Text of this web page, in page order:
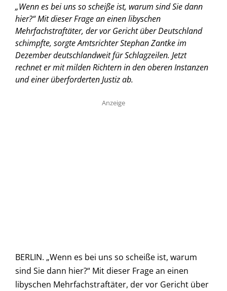
„Wenn es bei uns so scheiße ist, warum sind Sie dann
hier?“ Mit dieser Frage an einen libyschen
Mehrfachstraftäter, der vor Gericht über Deutschland
schimpfte, sorgte Amtsrichter Stephan Zantke im
Dezember deutschlandweit für Schlagzeilen. Jetzt
rechnet er mit milden Richtern in den oberen Instanzen
und einer überforderten Justiz ab.
Anzeige
BERLIN. „Wenn es bei uns so scheiße ist, warum
sind Sie dann hier?“ Mit dieser Frage an einen
libyschen Mehrfachstraftäter, der vor Gericht über